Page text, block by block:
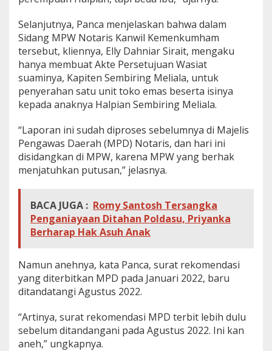
Selanjutnya, Panca menjelaskan bahwa dalam
Sidang MPW Notaris Kanwil Kemenkumham
tersebut, kliennya, Elly Dahniar Sirait, mengaku
hanya membuat Akte Persetujuan Wasiat
suaminya, Kapiten Sembiring Meliala, untuk
penyerahan satu unit toko emas beserta isinya
kepada anaknya Halpian Sembiring Meliala.
“Laporan ini sudah diproses sebelumnya di Majelis
Pengawas Daerah (MPD) Notaris, dan hari ini
disidangkan di MPW, karena MPW yang berhak
menjatuhkan putusan,” jelasnya.
BACA JUGA : Romy Santosh Tersangka
Penganiayaan Ditahan Poldasu, Priyanka
Berharap Hak Asuh Anak
Namun anehnya, kata Panca, surat rekomendasi
yang diterbitkan MPD pada Januari 2022, baru
ditandatangi Agustus 2022.
“Artinya, surat rekomendasi MPD terbit lebih dulu
sebelum ditandangani pada Agustus 2022. Ini kan
aneh,” ungkapnya.